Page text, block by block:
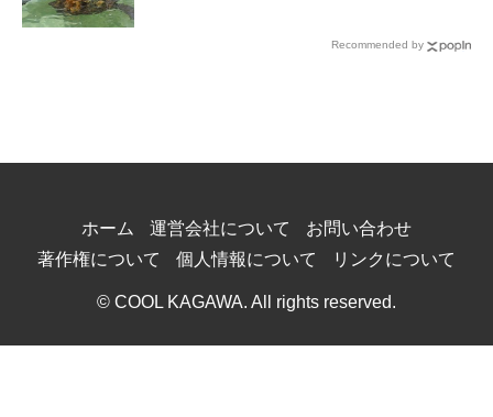
Recommended by
ホーム 運営会社について
お問い合わせ
著作権について
個人情報について リンクについて
© COOL KAGAWA. All rights reserved.